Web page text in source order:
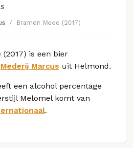
Bramen Mede (2017)
(2017) is een bier
Mederij Marcus uit Helmond.
een alcohol percentage
Melomel komt van
.